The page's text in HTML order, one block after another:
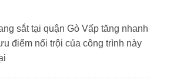
sắt tại quận Gò Vấp tăng nhanh
điểm nổi trội của công trình này